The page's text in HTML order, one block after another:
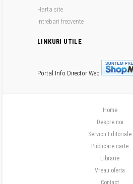
Harta site
Intrebari frecvente
LINKURI UTILE
Portal Info Director Web
Home
Despre noi
Servicii Editoriale
Publicare carte
Librarie
Vreau oferta